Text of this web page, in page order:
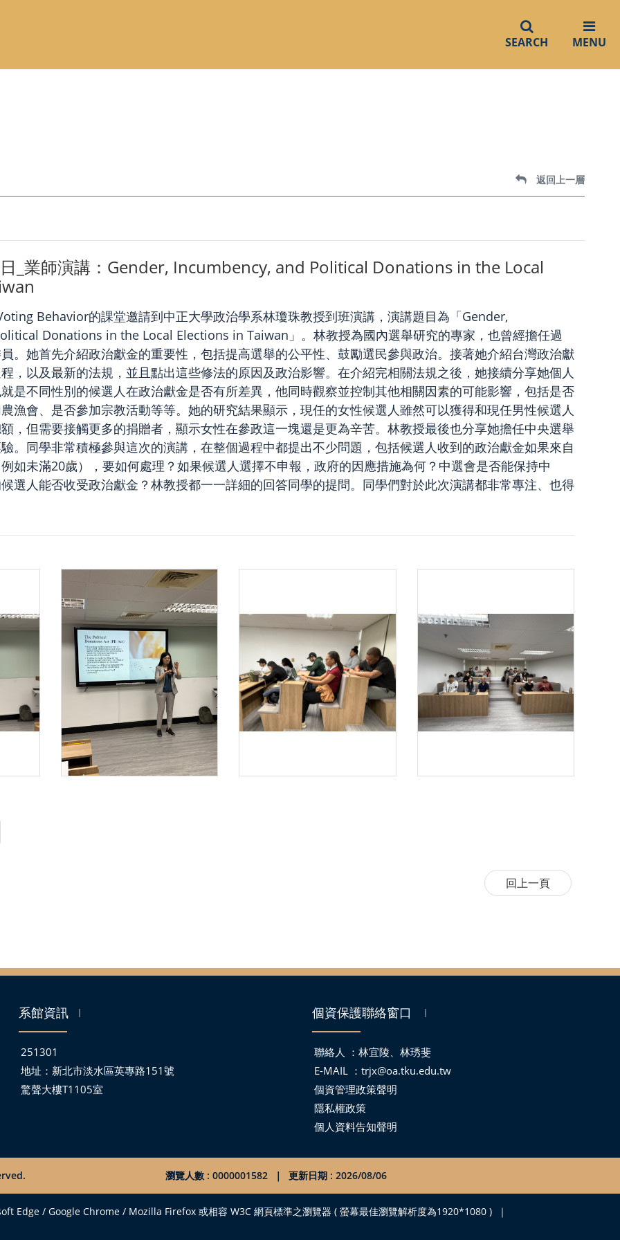
SEARCH MENU
返回上一層
_業師演講：Gender, Incumbency, and Political Donations in the Local
Behavior的課堂邀請到中正大學政治學系林瓊珠教授到班演講，演講題目為「Gender,
Donations in the Local Elections in Taiwan」。林教授為國內選舉研究的專家，也曾經擔任過
。她首先介紹政治獻金的重要性，包括提高選舉的公平性、鼓勵選民參與政治。接著她介紹台灣政治獻
，以及最新的法規，並且點出這些修法的原因及政治影響。在介紹完相關法規之後，她接續分享她個人
是不同性別的候選人在政治獻金是否有所差異，他同時觀察並控制其他相關因素的可能影響，包括是否
漁會、是否參加宗教活動等等。她的研究結果顯示，現任的女性候選人雖然可以獲得和現任男性候選人
，但需要接觸更多的捐贈者，顯示女性在參政這一塊還是更為辛苦。林教授最後也分享她擔任中央選舉
。同學非常積極參與這次的演講，在整個過程中都提出不少問題，包括候選人收到的政治獻金如果來自
如未滿20歲），要如何處理？如果候選人選擇不申報，政府的因應措施為何？中選會是否能保持中
選人能否收受政治獻金？林教授都一一詳細的回答同學的提問。同學們對於此次演講都非常專注、也得
系館資訊 ｜
251301
地址： 新北市淡水區英專路151號
驚聲大樓T1105室
個資保護聯絡窗口 ｜
聯絡人 ：林宜陵、林琇斐
E-MAIL ： trjx@oa.tku.edu.tw
個資管理政策聲明
隱私權政策
個人資料告知聲明
瀏覽人數 : 0000001582 ｜ 更新日期 : 2026/08/06
Edge / Google Chrome / Mozilla Firefox 或相容 W3C 網頁標準之瀏覽器 ( 螢幕最佳瀏覽解析度為1920*1080 ) ｜